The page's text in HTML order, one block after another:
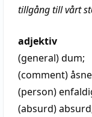
tillgång till vårt
adjektiv
(general)dum;
(comment)
(person)
(absurd)absurd